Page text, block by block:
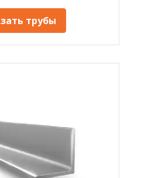
трубы